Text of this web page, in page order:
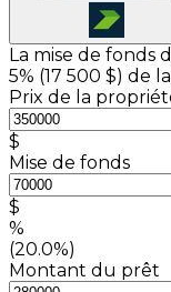
La mise de fonds
5% (17 500 $) de
Prix de la
$
Mise de fonds
$
%
(20.0%)
Montant du prêt